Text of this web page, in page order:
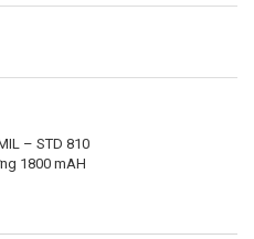
– STD 810
1800 mAH